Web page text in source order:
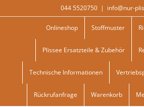
to
044 5520750 | info@nur-
Onlineshop Stoffmuster
Plissee Ersatzteile & Zubehör
Technische Informationen
Rückrufanfrage Warenkorb